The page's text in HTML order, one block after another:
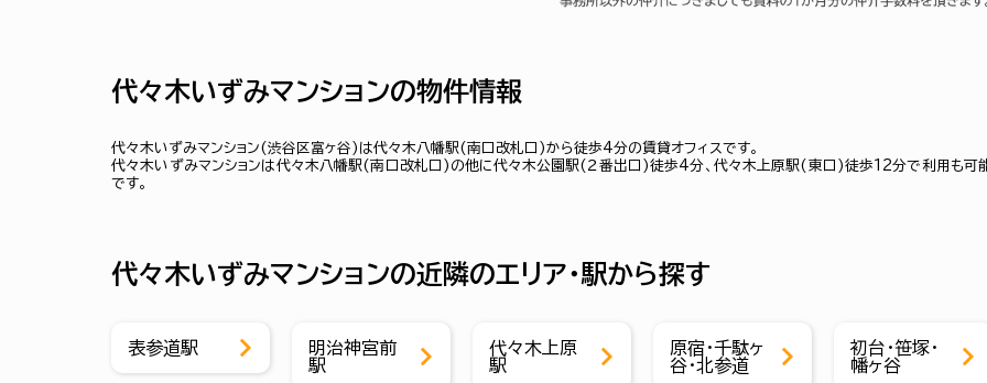
代々木いずみマンションの物件情報
代々木いずみマンション(渋谷区富ヶ谷)は代々木八幡駅(南口改札口)から徒歩4分の賃貸オフィスです。
代々木いずみマンションは代々木八幡駅(南口改札口)の他に代々木公園駅(２番出口)徒歩4分、代々木上原駅(東口)徒歩12分で利用も可
です。
代々木いずみマンションの近隣のエリア・駅から探す
表参道駅
明治神宮前
駅
代々木上原
駅
原宿・千駄ヶ
谷・北参道
初台・笹塚・
幡ヶ谷